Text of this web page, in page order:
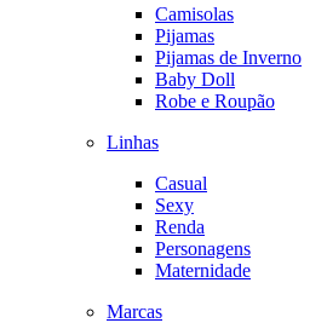
Camisolas
Pijamas
Pijamas de Inverno
Baby Doll
Robe e Roupão
Linhas
Casual
Sexy
Renda
Personagens
Maternidade
Marcas